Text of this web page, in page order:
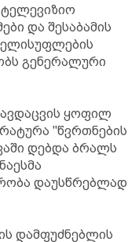
და შესაბამის
გენერალური
ყოფილ
"წვრთნების
დებდა ბრალს
დაუსწრებლად
დამფუძნებლის